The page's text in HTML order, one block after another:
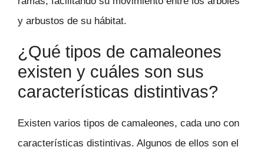
y arbustos de su hábitat.
¿Qué tipos de camaleones
existen y cuáles son sus
características distintivas?
Existen varios tipos de camaleones, cada uno con
características distintivas. Algunos de ellos son el